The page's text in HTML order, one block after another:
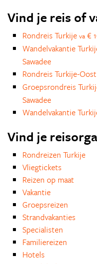
Vind je reis of
Rondreis Turkije va €
Wandelvakantie
Sawadee
Rondreis Turkije-Oost
Groepsrondreis
Sawadee
Wandelvakantie
Vind je
Rondreizen Turkije
Vliegtickets
Reizen op maat
Vakantie
Groepsreizen
Strandvakanties
Specialisten
Familiereizen
Hotels